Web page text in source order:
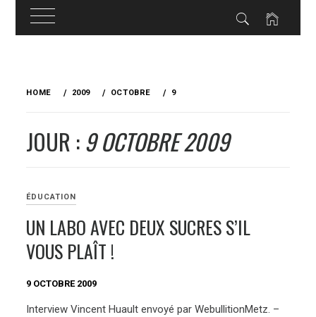
HOME 2009 OCTOBRE 9
JOUR :9 OCTOBRE 2009
ÉDUCATION
UN LABO AVEC DEUX SUCRES S’IL
VOUS PLAÎT !
9 OCTOBRE 2009
Interview Vincent Huault envoyé par WebullitionMetz. –